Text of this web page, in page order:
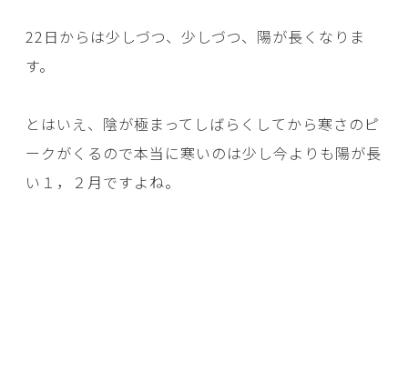
22日からは少しづつ、少しづつ、陽が長くなりま
す。
とはいえ、陰が極まってしばらくしてから寒さのピ
ークがくるので本当に寒いのは少し今よりも陽が長
い１，２月ですよね。